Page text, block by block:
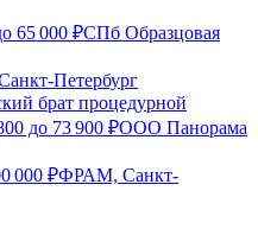
65 000 ₽СПб Образцовая
Петербург
брат процедурной
до 73 900 ₽ООО Панорама
000 ₽ФРАМ, Санкт-